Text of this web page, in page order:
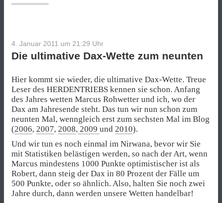
4. Januar 2011 um 21:29 Uhr
Die ultimative Dax-Wette zum neunten
Hier kommt sie wieder, die ultimative Dax-Wette. Treue
Leser des HERDENTRIEBS kennen sie schon. Anfang
des Jahres wetten Marcus Rohwetter und ich, wo der
Dax am Jahresende steht. Das tun wir nun schon zum
neunten Mal, wenngleich erst zum sechsten Mal im Blog
(2006, 2007, 2008, 2009 und 2010).
Und wir tun es noch einmal im Nirwana, bevor wir Sie
mit Statistiken belästigen werden, so nach der Art, wenn
Marcus mindestens 1000 Punkte optimistischer ist als
Robert, dann steig der Dax in 80 Prozent der Fälle um
500 Punkte, oder so ähnlich. Also, halten Sie noch zwei
Jahre durch, dann werden unsere Wetten handelbar!